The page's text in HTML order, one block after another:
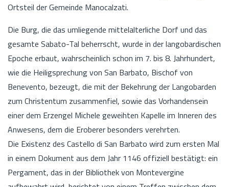
Ortsteil der Gemeinde Manocalzati.
Die Burg, die das umliegende mittelalterliche Dorf und das
gesamte Sabato-Tal beherrscht, wurde in der langobardischen
Epoche erbaut, wahrscheinlich schon im 7. bis 8. Jahrhundert,
wie die Heiligsprechung von San Barbato, Bischof von
Benevento, bezeugt, die mit der Bekehrung der Langobarden
zum Christentum zusammenfiel, sowie das Vorhandensein
einer dem Erzengel Michele geweihten Kapelle im Inneren des
Anwesens, dem die Eroberer besonders verehrten.
Die Existenz des Castello di San Barbato wird zum ersten Mal
in einem Dokument aus dem Jahr 1146 offiziell bestätigt: ein
Pergament, das in der Bibliothek von Montevergine